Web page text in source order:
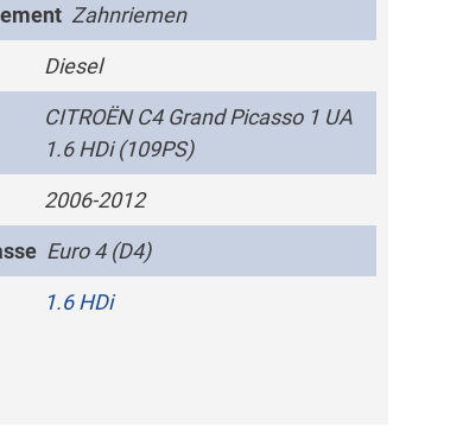
Zahnriemen
Diesel
CITROËN C4 Grand Picasso 1 UA
1.6 HDi (109PS)
2006-2012
Euro 4 (D4)
1.6 HDi